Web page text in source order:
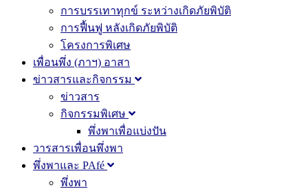
การบรรเทาทุกข์ ระหว่างเกิดภัยพิบัติ
การฟื้นฟู หลังเกิดภัยพิบัติ
โครงการพิเศษ
เพื่อนพึ่ง (ภาฯ) อาสา
ข่าวสารและกิจกรรม
ข่าวสาร
กิจกรรมพิเศษ
พึ่งพาเพื่อแบ่งปัน
วารสารเพื่อนพึ่งพา
พึ่งพาและ PAfé
พึ่งพา